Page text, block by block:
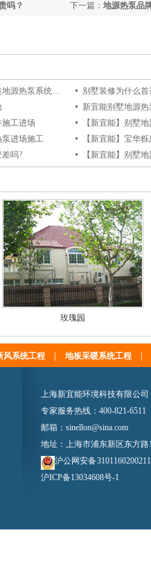
下一篇： 地源热泵品
吗？
独栋/双拼/叠加/联排别墅,都适合安装地源热泵系统吗？
别墅装修为什么
新宜能别墅地源
施工进场
【新宜能】别墅
泵进场施工
【新宜能】宝华
吗?
【新宜能】别墅
玫瑰园
风系统工程 地板采暖系统工程
上海新宜能环境科技有限公司
专家服务热线：400-821-6511
邮箱：sinellon@sina.com
地址：上海市浦东新区东方路
沪公网安备
沪ICP备13034608号-1